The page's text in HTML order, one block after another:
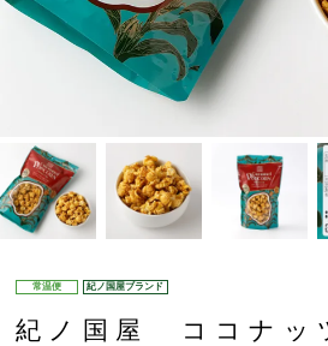
常温便 紀ノ国屋ブランド
紀ノ国屋 ココナッ